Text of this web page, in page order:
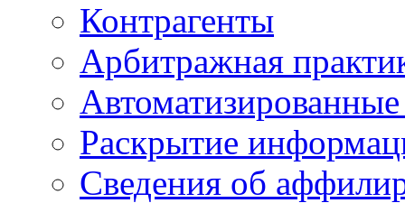
Контрагенты
Арбитражная
Раскрытие
Сведения об